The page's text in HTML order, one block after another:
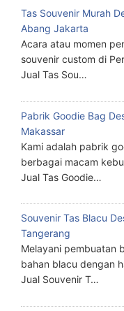
Tas Souvenir Murah
Abang Jakarta
Acara atau momen
souvenir custom di
Jual Tas Sou…
Pabrik Goodie Bag
Makassar
Kami adalah pabrik
berbagai macam
Jual Tas Goodie…
Souvenir Tas Blacu
Tangerang
Melayani pembuatan
bahan blacu dengan
Jual Souvenir T…